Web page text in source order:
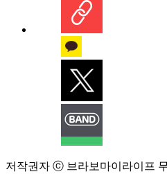
저작권자 ⓒ 브라보마이라이프